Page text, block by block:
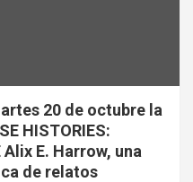
20 de octubre la
HISTORIES:
Alix E. Harrow, una
de relatos